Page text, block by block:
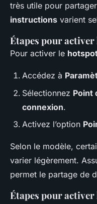
très utile pour
instructions varient
Étapes pour
Pour activer le
Accédez à
Sélectionnez Point
connexion.
Activez l’option
Selon le modèle,
varier légèrement.
permet le partage de
Étapes pour